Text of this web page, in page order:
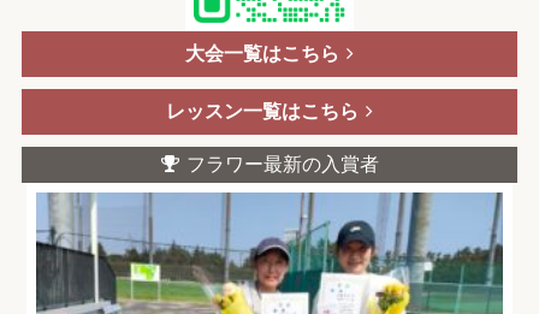
大会一覧はこちら
レッスン一覧はこちら
フラワー最新の入賞者